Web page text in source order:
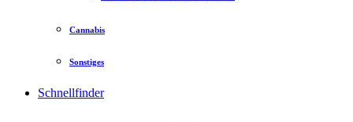
Cannabis
Sonstiges
Schnellfinder